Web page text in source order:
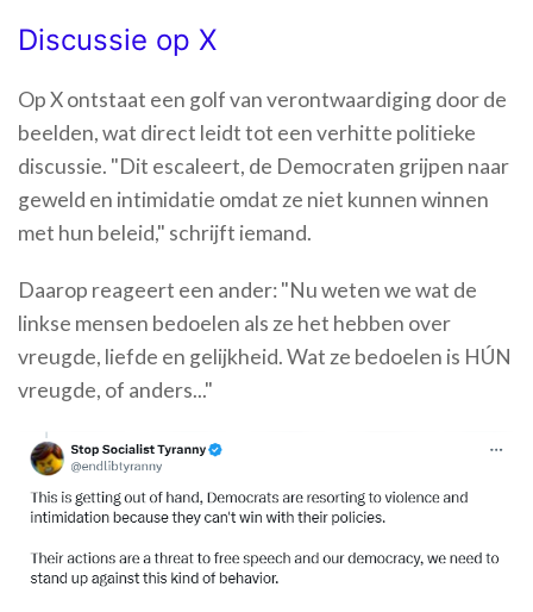
Discussie op X
Op X ontstaat een golf van verontwaardiging door de
beelden, wat direct leidt tot een verhitte politieke
discussie. "Dit escaleert, de Democraten grijpen naar
geweld en intimidatie omdat ze niet kunnen winnen
met hun beleid," schrijft iemand.
Daarop reageert een ander: "Nu weten we wat de
linkse mensen bedoelen als ze het hebben over
vreugde, liefde en gelijkheid. Wat ze bedoelen is HÚN
vreugde, of anders..."